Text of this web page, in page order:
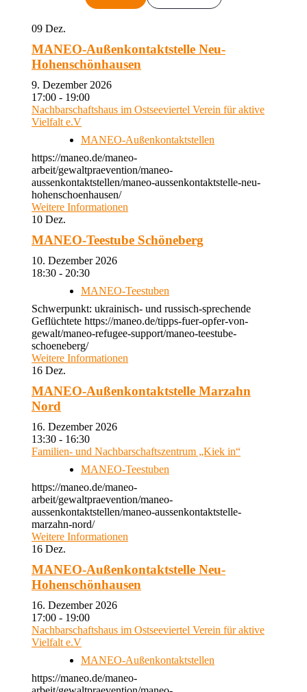
09 Dez.
MANEO-Außenkontaktstelle Neu-
Hohenschönhausen
9. Dezember 2026
17:00 - 19:00
Nachbarschaftshaus im Ostseeviertel Verein für aktive
Vielfalt e.V
MANEO-Außenkontaktstellen
https://maneo.de/maneo-
arbeit/gewaltpraevention/maneo-
aussenkontaktstellen/maneo-aussenkontaktstelle-neu-
hohenschoenhausen/
Weitere Informationen
10 Dez.
MANEO-Teestube Schöneberg
10. Dezember 2026
18:30 - 20:30
MANEO-Teestuben
Schwerpunkt: ukrainisch- und russisch-sprechende
Geflüchtete https://maneo.de/tipps-fuer-opfer-von-
gewalt/maneo-refugee-support/maneo-teestube-
schoeneberg/
Weitere Informationen
16 Dez.
MANEO-Außenkontaktstelle Marzahn
Nord
16. Dezember 2026
13:30 - 16:30
Familien- und Nachbarschaftszentrum „Kiek in“
MANEO-Teestuben
https://maneo.de/maneo-
arbeit/gewaltpraevention/maneo-
aussenkontaktstellen/maneo-aussenkontaktstelle-
marzahn-nord/
Weitere Informationen
16 Dez.
MANEO-Außenkontaktstelle Neu-
Hohenschönhausen
16. Dezember 2026
17:00 - 19:00
Nachbarschaftshaus im Ostseeviertel Verein für aktive
Vielfalt e.V
MANEO-Außenkontaktstellen
https://maneo.de/maneo-